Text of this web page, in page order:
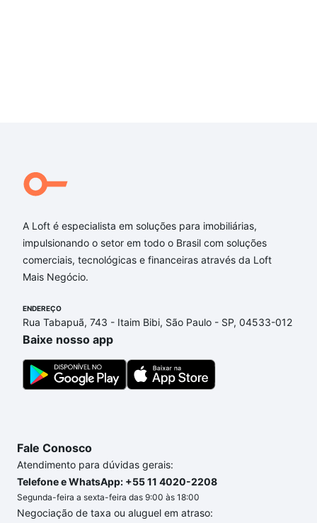
Teto em Gesso
CONDIÇÕES DE PAGAMENTO
Entrada (1x) - R$ 1.797.000,00
Reforço (8x) - R$ 187.187,50
A Loft é especialista em soluções para imobiliárias,
impulsionando o setor em todo o Brasil com soluções
comerciais, tecnológicas e financeiras através da Loft
Mais Negócio.
ENDEREÇO
Rua Tabapuã, 743 - Itaim Bibi, São Paulo - SP, 04533-012
Baixe nosso app
Fale Conosco
Atendimento para dúvidas gerais:
Telefone e WhatsApp: +55 11 4020-2208
Segunda-feira a sexta-feira das 9:00 às 18:00
Negociação de taxa ou aluguel em atraso: